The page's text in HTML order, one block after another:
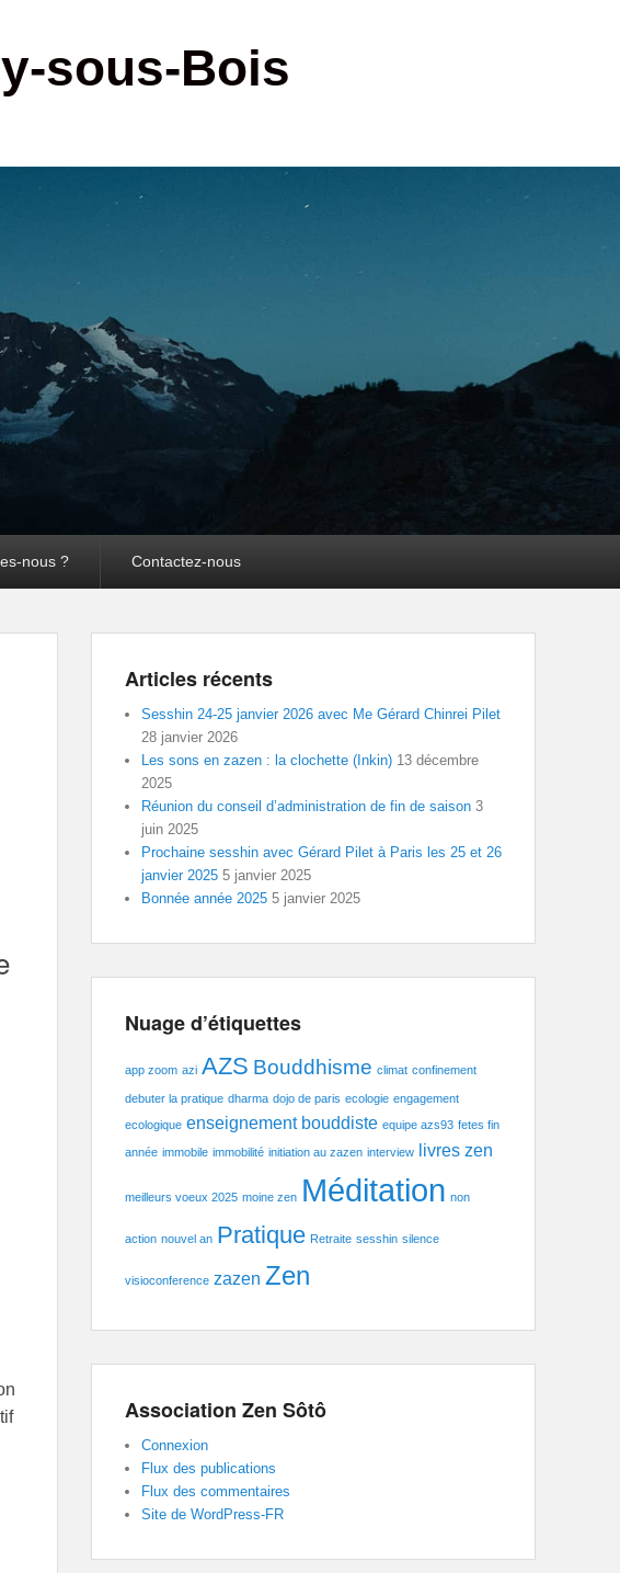
sous-Bois
nous ? Contactez-nous
Articles récents
Sesshin 24-25 janvier 2026 avec Me Gérard Chinrei Pilet
28 janvier 2026
Les sons en zazen : la clochette (Inkin) 13 décembre
2025
Réunion du conseil d’administration de fin de saison 3
juin 2025
Prochaine sesshin avec Gérard Pilet à Paris les 25 et 26
janvier 2025 5 janvier 2025
Bonnée année 2025 5 janvier 2025
Nuage d’étiquettes
app zoom azi AZS Bouddhisme climat confinement
debuter la pratique dharma dojo de paris ecologie engagement
ecologique enseignement bouddiste equipe azs93 fetes fin
année immobile immobilité initiation au zazen interview livres zen
meilleurs voeux 2025 moine zen Méditation non
action nouvel an Pratique Retraite sesshin silence
visioconference zazen Zen
Association Zen Sôtô
Connexion
Flux des publications
Flux des commentaires
Site de WordPress-FR